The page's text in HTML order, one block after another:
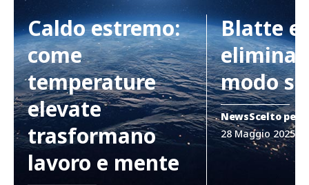
Caldo estremo:
come
temperature
elevate
trasformano
lavoro e mente
Blatte e
modo
NewsScelto per
28 Maggio 2025